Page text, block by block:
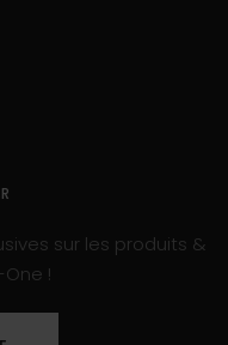
sur les produits &
!